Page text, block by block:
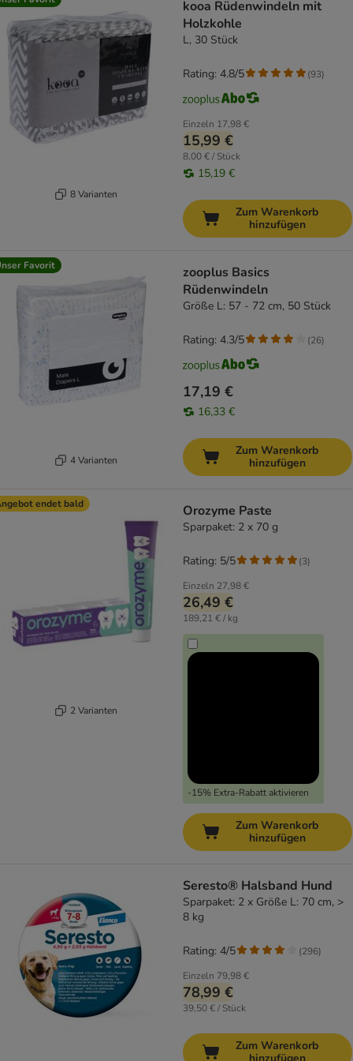
8 Varianten
kooa Rüdenwindeln mit
Holzkohle
L, 30 Stück
Einzeln 17,98 €
15,99 €
8,00 € / Stück
15,19 €
Rating: 4.8/5 (93)
Zum Warenkorb
hinzufügen
Favorit
4 Varianten
zooplus Basics
Rüdenwindeln
Größe L: 57 - 72 cm, 50 Stück
17,19 €
16,33 €
Rating: 4.3/5 (26)
Zum Warenkorb
hinzufügen
endet bald
2 Varianten
Orozyme Paste
Sparpaket: 2 x 70 g
Einzeln 27,98 €
26,49 €
189,21 € / kg
-15% Extra-Rabatt aktivieren
Rating: 5/5 (3)
Zum Warenkorb
hinzufügen
Seresto® Halsband Hund
Sparpaket: 2 x Größe L: 70 cm, >
8 kg
Einzeln 79,98 €
78,99 €
39,50 € / Stück
Rating: 4/5 (296)
Zum Warenkorb